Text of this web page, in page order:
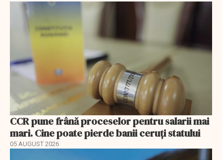
CCR pune frână proceselor pentru salarii mai
mari. Cine poate pierde banii ceruți statului
05 AUGUST 2026